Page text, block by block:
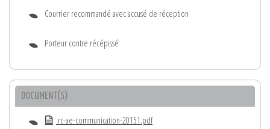
Courrier recommandé avec accusé de réception
Porteur contre récépissé
DOCUMENT(S)
rc-ae-communication-20151.pdf